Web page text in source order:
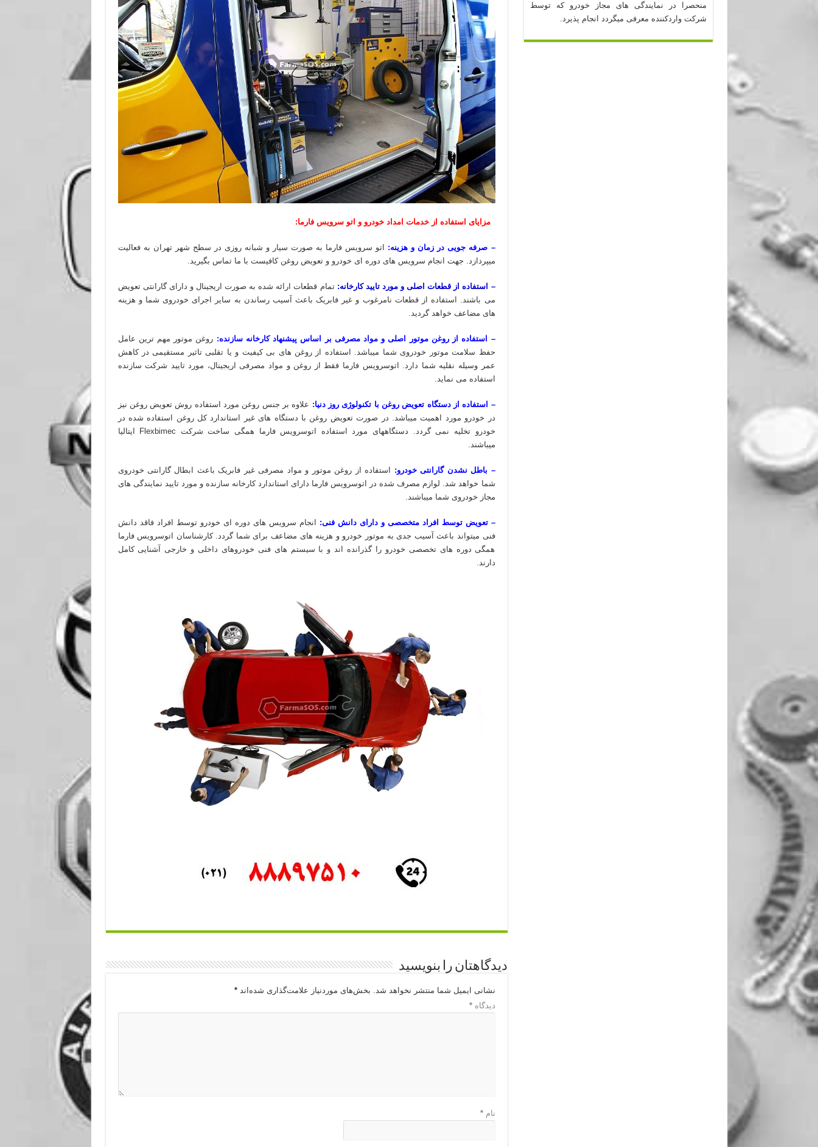
مزایای استفاده از خدمات امداد خودرو و اتو سرویس فارما:
– صرفه جویی در زمان و هزینه: اتو سرویس فارما به صورت سیار و شبانه روزی در سطح شهر تهران به فعالیت
میپردازد. جهت انجام سرویس های دوره ای خودرو و تعویض روغن کافیست با ما تماس بگیرید.
– استفاده از قطعات اصلی و مورد تایید کارخانه: تمام قطعات ارائه شده به صورت اریجینال و دارای گارانتی تعویض
می باشند. استفاده از قطعات نامرغوب و غیر فابریک باعث آسیب رساندن به سایر اجرای خودروی شما و هزینه
های مضاعف خواهد گردید.
– استفاده از روغن موتور اصلی و مواد مصرفی بر اساس پیشنهاد کارخانه سازنده: روغن موتور مهم ترین عامل
حفظ سلامت موتور خودروی شما میباشد. استفاده از روغن های بی کیفیت و یا تقلبی تاثیر مستقیمی در کاهش
عمر وسیله نقلیه شما دارد. اتوسرویس فارما فقط از روغن و مواد مصرفی اریجینال، مورد تایید شرکت سازنده
استفاده می نماید.
– استفاده از دستگاه تعویض روغن با تکنولوژی روز دنیا: علاوه بر جنس روغن مورد استفاده روش تعویض روغن نیز
در خودرو مورد اهمیت میباشد. در صورت تعویض روغن با دستگاه های غیر استاندارد کل روغن استفاده شده در
خودرو تخلیه نمی گردد. دستگاه‏های مورد استفاده اتوسرویس فارما همگی ساخت شرکت Flexbimec ایتالیا
میباشند.
– باطل نشدن گارانتی خودرو: استفاده از روغن موتور و مواد مصرفی غیر فابریک باعث ابطال گارانتی خودروی
شما خواهد شد. لوازم مصرف شده در اتوسرویس فارما دارای استاندارد کارخانه سازنده و مورد تایید نمایندگی های
مجاز خودروی شما میباشند.
– تعویض توسط افراد متخصصی و دارای دانش فنی: انجام سرویس های دوره ای خودرو توسط افراد فاقد دانش
فنی میتواند باعث آسیب جدی به موتور خودرو و هزینه های مضاعف برای شما گردد. کارشناسان اتوسرویس فارما
همگی دوره های تخصصی خودرو را گذرانده اند و با سیستم های فنی خودروهای داخلی و خارجی آشنایی کامل
دارند.
دیدگاهتان را بنویسید
نشانی ایمیل شما منتشر نخواهد شد. بخش‌های موردنیاز علامت‌گذاری شده‌اند*
دیدگاه*
نام*
منحصرا در نمایندگی های مجاز خودرو که توسط
شرکت واردکننده معرفی میگردد انجام پذیرد.